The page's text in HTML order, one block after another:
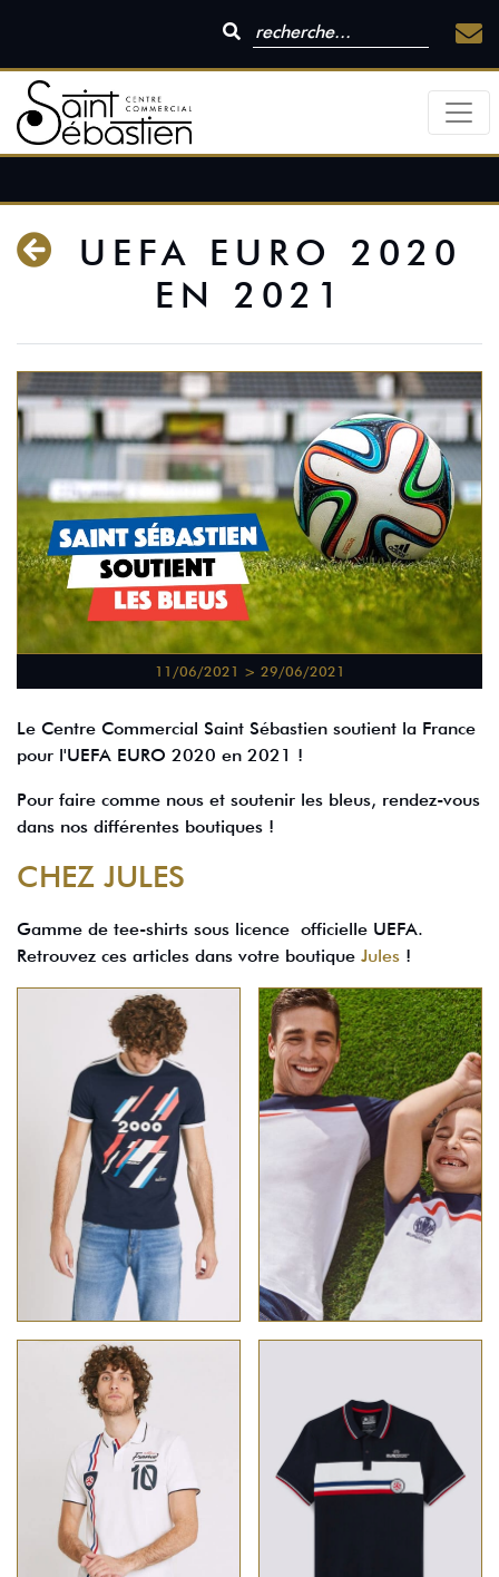
UEFA EURO 2020
EN 2021
11/06/2021 > 29/06/2021
Le Centre Commercial Saint Sébastien soutient la France
pour l'UEFA EURO 2020 en 2021 !
Pour faire comme nous et soutenir les bleus, rendez-vous
dans nos différentes boutiques !
CHEZ JULES
Gamme de tee-shirts sous licence officielle UEFA.
Retrouvez ces articles dans votre boutique Jules !